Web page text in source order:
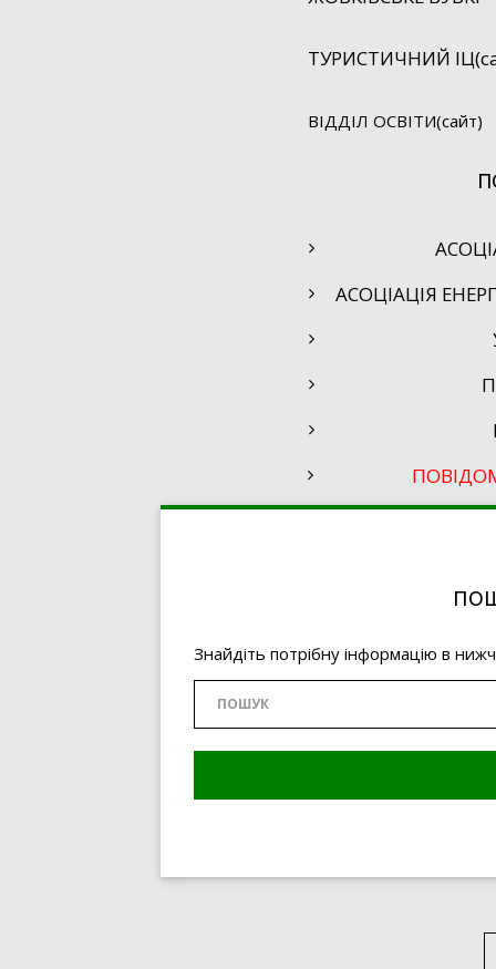
ТУРИСТИЧНИЙ
ВІДДІЛ ОСВІТИ(сайт)
АСОЦІАЦІЯ
Знайдіть потрібну інформацію в